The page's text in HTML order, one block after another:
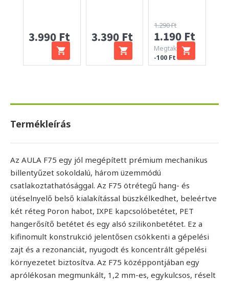
3.990 Ft 3.390 Ft
1.290 Ft
1.190 Ft
Megtakarítás:
-100 Ft
Termékleírás
Az AULA F75 egy jól megépített prémium mechanikus
billentyűzet sokoldalú, három üzemmódú
csatlakoztathatósággal. Az F75 ötrétegű hang- és
ütéselnyelő belső kialakítással büszkélkedhet, beleértve
két réteg Poron habot, IXPE kapcsolóbetétet, PET
hangerősítő betétet és egy alsó szilikonbetétet. Ez a
kifinomult konstrukció jelentősen csökkenti a gépelési
zajt és a rezonanciát, nyugodt és koncentrált gépelési
környezetet biztosítva. Az F75 középpontjában egy
aprólékosan megmunkált, 1,2 mm-es, egykulcsos, réselt